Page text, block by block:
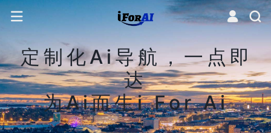
定制化Ai导航，一点即
达
为Ai而生i For Ai